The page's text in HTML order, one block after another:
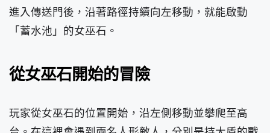
進入傳送門後，沿著路徑持續向左移動，就能啟動
「蓄水池」的女巫石。
從女巫石開始的冒險
玩家從女巫石的位置開始，沿左側移動並攀爬至高